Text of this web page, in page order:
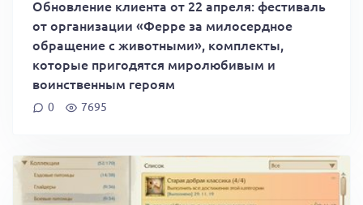
Обновление клиента от 22 апреля: фестиваль
от организации «Ферре за милосердное
обращение с животными», комплекты,
которые пригодятся миролюбивым и
воинственным героям
0 7695